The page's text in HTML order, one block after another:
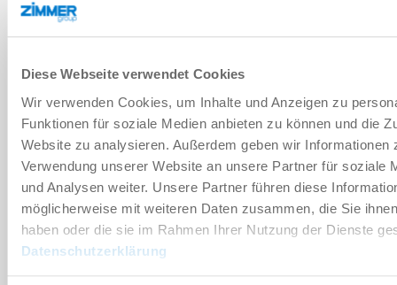
Diese Webseite verwendet Cookies
Wir verwenden Cookies, um Inhalte und Anzeigen zu
Funktionen für soziale Medien anbieten zu können und die
Website zu analysieren. Außerdem geben wir Informationen
Verwendung unserer Website an unsere Partner für soziale
und Analysen weiter. Unsere Partner führen diese
möglicherweise mit weiteren Daten zusammen, die Sie
haben oder die sie im Rahmen Ihrer Nutzung der Dienste
Datenschutzerklärung
Aufbau im Schnitt
Adapterplatten
Energieelemente
DOWNLOADS